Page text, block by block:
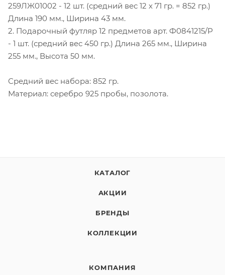
259ЛЖ01002 - 12 шт. (средний вес 12 х 71 гр. = 852 гр.)
Длина 190 мм., Ширина 43 мм.
2. Подарочный футляр 12 предметов арт. Ф0841215/Р
- 1 шт. (средний вес 450 гр.) Длина 265 мм., Ширина
255 мм., Высота 50 мм.
Средний вес набора: 852 гр.
Материал: серебро 925 пробы, позолота.
КАТАЛОГ
АКЦИИ
БРЕНДЫ
КОЛЛЕКЦИИ
КОМПАНИЯ